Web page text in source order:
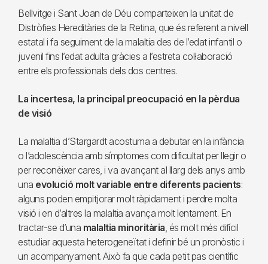
Bellvitge i Sant Joan de Déu comparteixen la unitat de
Distròfies Hereditàries de la Retina, que és referent a nivell
estatal i fa seguiment de la malaltia des de l’edat infantil o
juvenil fins l’edat adulta gràcies a l’estreta col·laboració
entre els professionals dels dos centres.
La incertesa, la principal preocupació en la pèrdua
de visió
La malaltia d’Stargardt acostuma a debutar en la infància
o l’adolescència amb símptomes com dificultat per llegir o
per reconèixer cares, i va avançant al llarg dels anys amb
una evolució molt variable entre diferents pacients:
alguns poden empitjorar molt ràpidament i perdre molta
visió i en d’altres la malaltia avança molt lentament. En
tractar-se d’una malaltia minoritària, és molt més difícil
estudiar aquesta heterogeneïtat i definir bé un pronòstic i
un acompanyament. Això fa que cada petit pas científic